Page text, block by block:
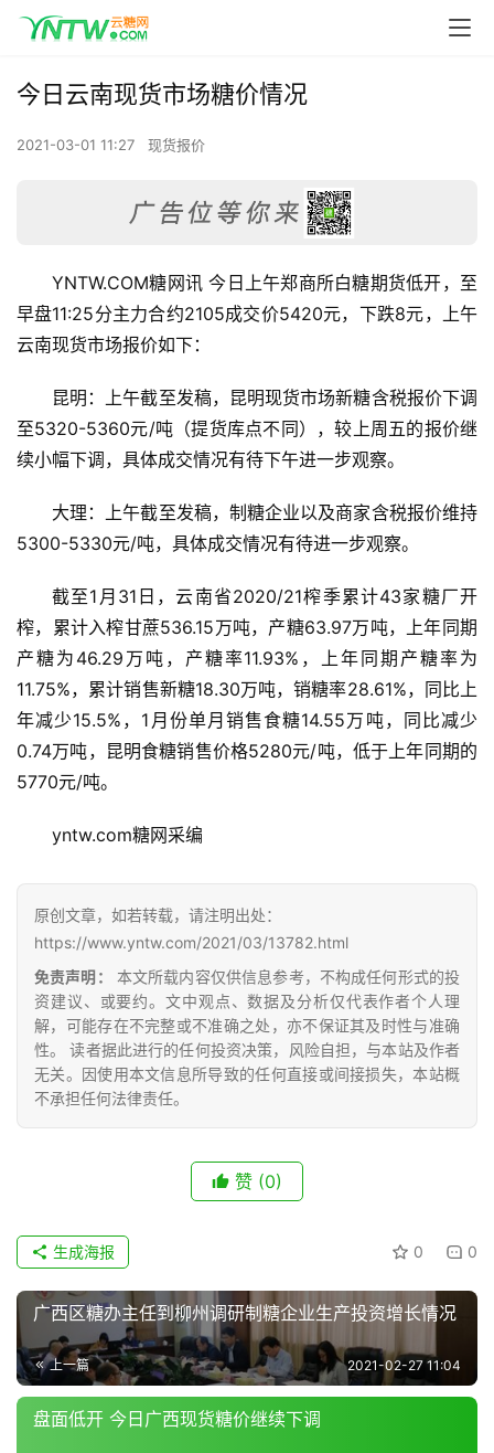
页
云
糖
网
众
号
现
货
专
题
地
区
频
今日云南现货市场糖价情况
2021-03-01 11:27 现货报价
YNTW.COM糖网讯 今日上午郑商所白糖期货低开，至
早盘11:25分主力合约2105成交价5420元，下跌8元，上午
云南现货市场报价如下：
昆明：上午截至发稿，昆明现货市场新糖含税报价下调
至5320-5360元/吨（提货库点不同），较上周五的报价继
续小幅下调，具体成交情况有待下午进一步观察。
大理：上午截至发稿，制糖企业以及商家含税报价维持
5300-5330元/吨，具体成交情况有待进一步观察。
截至1月31日，云南省2020/21榨季累计43家糖厂开
榨，累计入榨甘蔗536.15万吨，产糖63.97万吨，上年同期
产糖为46.29万吨，产糖率11.93%，上年同期产糖率为
11.75%，累计销售新糖18.30万吨，销糖率28.61%，同比上
年减少15.5%，1月份单月销售食糖14.55万吨，同比减少
0.74万吨，昆明食糖销售价格5280元/吨，低于上年同期的
5770元/吨。
yntw.com糖网采编
原创文章，如若转载，请注明出处：
https://www.yntw.com/2021/03/13782.html
免责声明：
本文所载内容仅供信息参考，不构成任何形式的投
资建议、或要约。文中观点、数据及分析仅代表作者个人理
解，可能存在不完整或不准确之处，亦不保证其及时性与准确
性。 读者据此进行的任何投资决策，风险自担，与本站及作者
无关。因使用本文信息所导致的任何直接或间接损失，本站概
不承担任何法律责任。
赞 (0)
0 0
生成海报
广西区糖办主任到柳州调研制糖企业生产投资增长情况
上一篇 2021-02-27 11:04
盘面低开 今日广西现货糖价继续下调